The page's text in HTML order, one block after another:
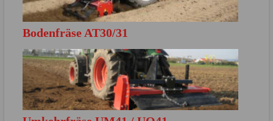
Direkt zur Produktbroschüre
Bodenfräse AT30/31